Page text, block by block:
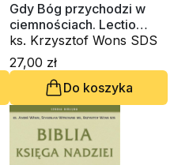
Gdy Bóg przychodzi w
ciemnościach. Lectio
divina do czterech nocy
zbawienia (CD-
audiobook)
ks. Krzysztof Wons SDS
27,00 zł
Do koszyka